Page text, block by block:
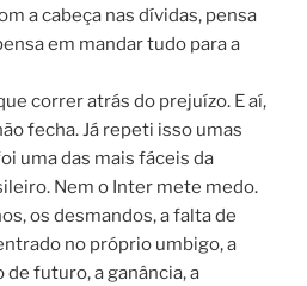
a cabeça nas dívidas, pensa
em mandar tudo para a
correr atrás do prejuízo. E aí,
fecha. Já repeti isso umas
uma das mais fáceis da
Nem o Inter mete medo.
os desmandos, a falta de
no próprio umbigo, a
futuro, a ganância, a